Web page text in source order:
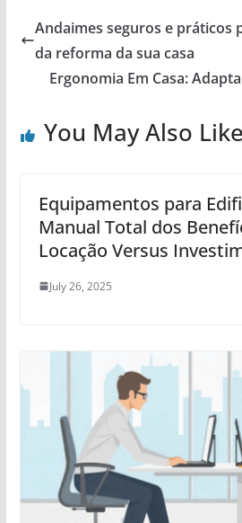
Andaimes seguros e práticos
da reforma da sua casa
Ergonomia Em Casa:
You May Also Like
Equipamentos para
Manual Total dos
Locação Versus
July 26, 2025